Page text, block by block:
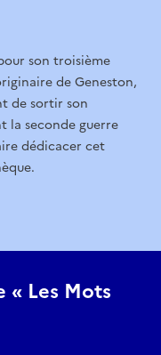
son troisième
de Geneston,
de sortir son
la seconde guerre
dédicacer cet
Les Mots